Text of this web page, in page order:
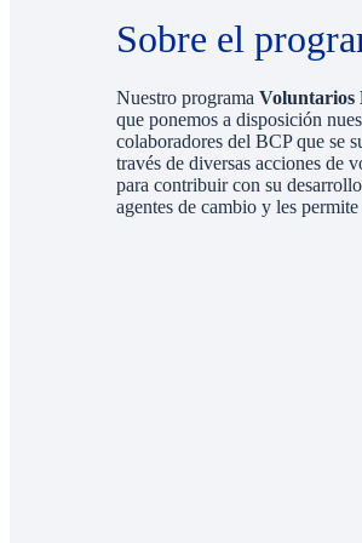
Sobre el
Nuestro programa Voluntarios
que ponemos a disposición
colaboradores del BCP que se
través de diversas acciones de
para contribuir con su
agentes de cambio y les